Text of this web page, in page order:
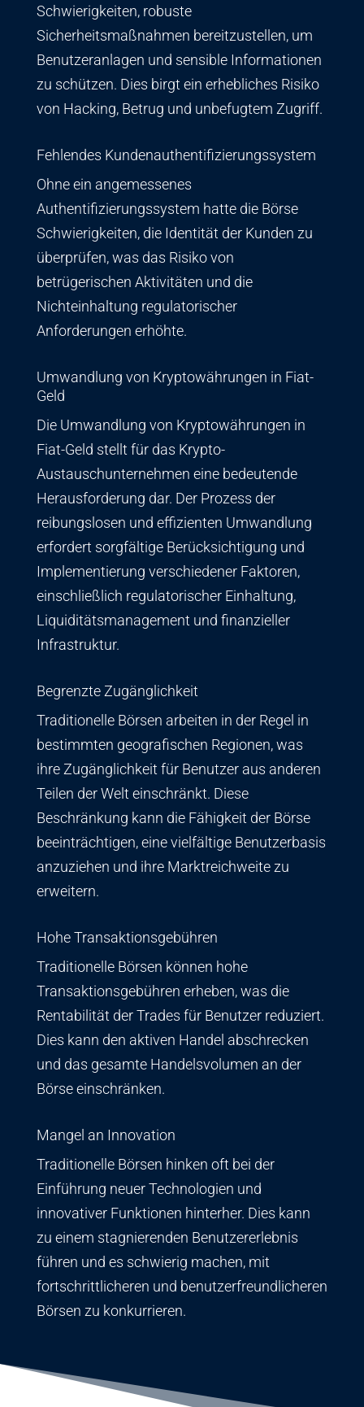
Schwierigkeiten, robuste
Sicherheitsmaßnahmen bereitzustellen, um
Benutzeranlagen und sensible Informationen
zu schützen. Dies birgt ein erhebliches Risiko
von Hacking, Betrug und unbefugtem Zugriff.
Fehlendes Kundenauthentifizierungssystem
Ohne ein angemessenes
Authentifizierungssystem hatte die Börse
Schwierigkeiten, die Identität der Kunden zu
überprüfen, was das Risiko von
betrügerischen Aktivitäten und die
Nichteinhaltung regulatorischer
Anforderungen erhöhte.
Umwandlung von Kryptowährungen in Fiat-
Geld
Die Umwandlung von Kryptowährungen in
Fiat-Geld stellt für das Krypto-
Austauschunternehmen eine bedeutende
Herausforderung dar. Der Prozess der
reibungslosen und effizienten Umwandlung
erfordert sorgfältige Berücksichtigung und
Implementierung verschiedener Faktoren,
einschließlich regulatorischer Einhaltung,
Liquiditätsmanagement und finanzieller
Infrastruktur.
Begrenzte Zugänglichkeit
Traditionelle Börsen arbeiten in der Regel in
bestimmten geografischen Regionen, was
ihre Zugänglichkeit für Benutzer aus anderen
Teilen der Welt einschränkt. Diese
Beschränkung kann die Fähigkeit der Börse
beeinträchtigen, eine vielfältige Benutzerbasis
anzuziehen und ihre Marktreichweite zu
erweitern.
Hohe Transaktionsgebühren
Traditionelle Börsen können hohe
Transaktionsgebühren erheben, was die
Rentabilität der Trades für Benutzer reduziert.
Dies kann den aktiven Handel abschrecken
und das gesamte Handelsvolumen an der
Börse einschränken.
Mangel an Innovation
Traditionelle Börsen hinken oft bei der
Einführung neuer Technologien und
innovativer Funktionen hinterher. Dies kann
zu einem stagnierenden Benutzererlebnis
führen und es schwierig machen, mit
fortschrittlicheren und benutzerfreundlicheren
Börsen zu konkurrieren.